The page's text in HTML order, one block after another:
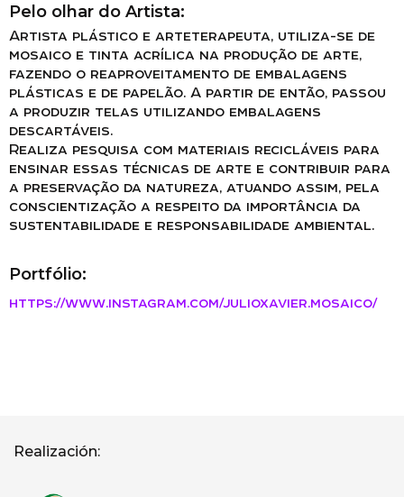
Pelo olhar do Artista:
Artista plástico e arteterapeuta, utiliza-se de
mosaico e tinta acrílica na produção de arte,
fazendo o reaproveitamento de embalagens
plásticas e de papelão. A partir de então, passou
a produzir telas utilizando embalagens
descartáveis.
Realiza pesquisa com materiais recicláveis para
ensinar essas técnicas de arte e contribuir para
a preservação da natureza, atuando assim, pela
conscientização a respeito da importância da
sustentabilidade e responsabilidade ambiental.
Portfólio:
https://www.instagram.com/julioxavier.mosaico/
Realización: